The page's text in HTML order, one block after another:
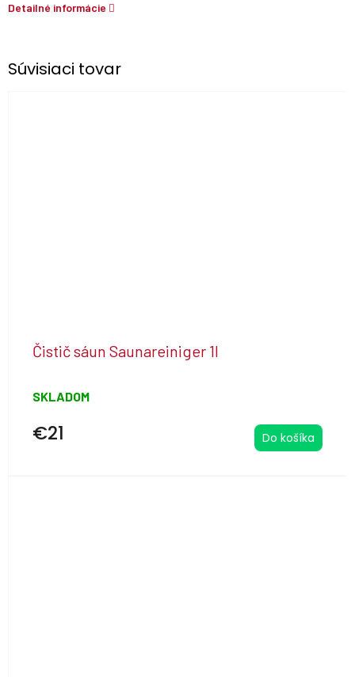
Detailné informácie
Súvisiaci tovar
Čistič sáun Saunareiniger 1l
SKLADOM
€21 Do košíka